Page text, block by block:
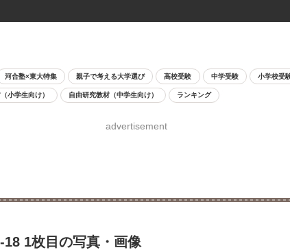
河合塾×東大特集 親子で考える大学選び 高校受験 中学受験 小学校受
小学生向け） 自由研究教材（中学生向け） ランキング
advertisement
1枚目の写真・画像